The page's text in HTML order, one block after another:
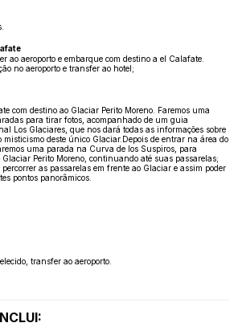
ao aeroporto e embarque com destino a el Calafate.
no aeroporto e transfer ao hotel;
com destino ao Glaciar Perito Moreno. Faremos uma
para tirar fotos, acompanhado de um guia
Los Glaciares, que nos dará todas as informações sobre
misticismo deste único Glaciar.Depois de entrar na área do
uma parada na Curva de los Suspiros, para
Perito Moreno, continuando até suas passarelas;
as passarelas em frente ao Glaciar e assim poder
pontos panorâmicos.
transfer ao aeroporto.